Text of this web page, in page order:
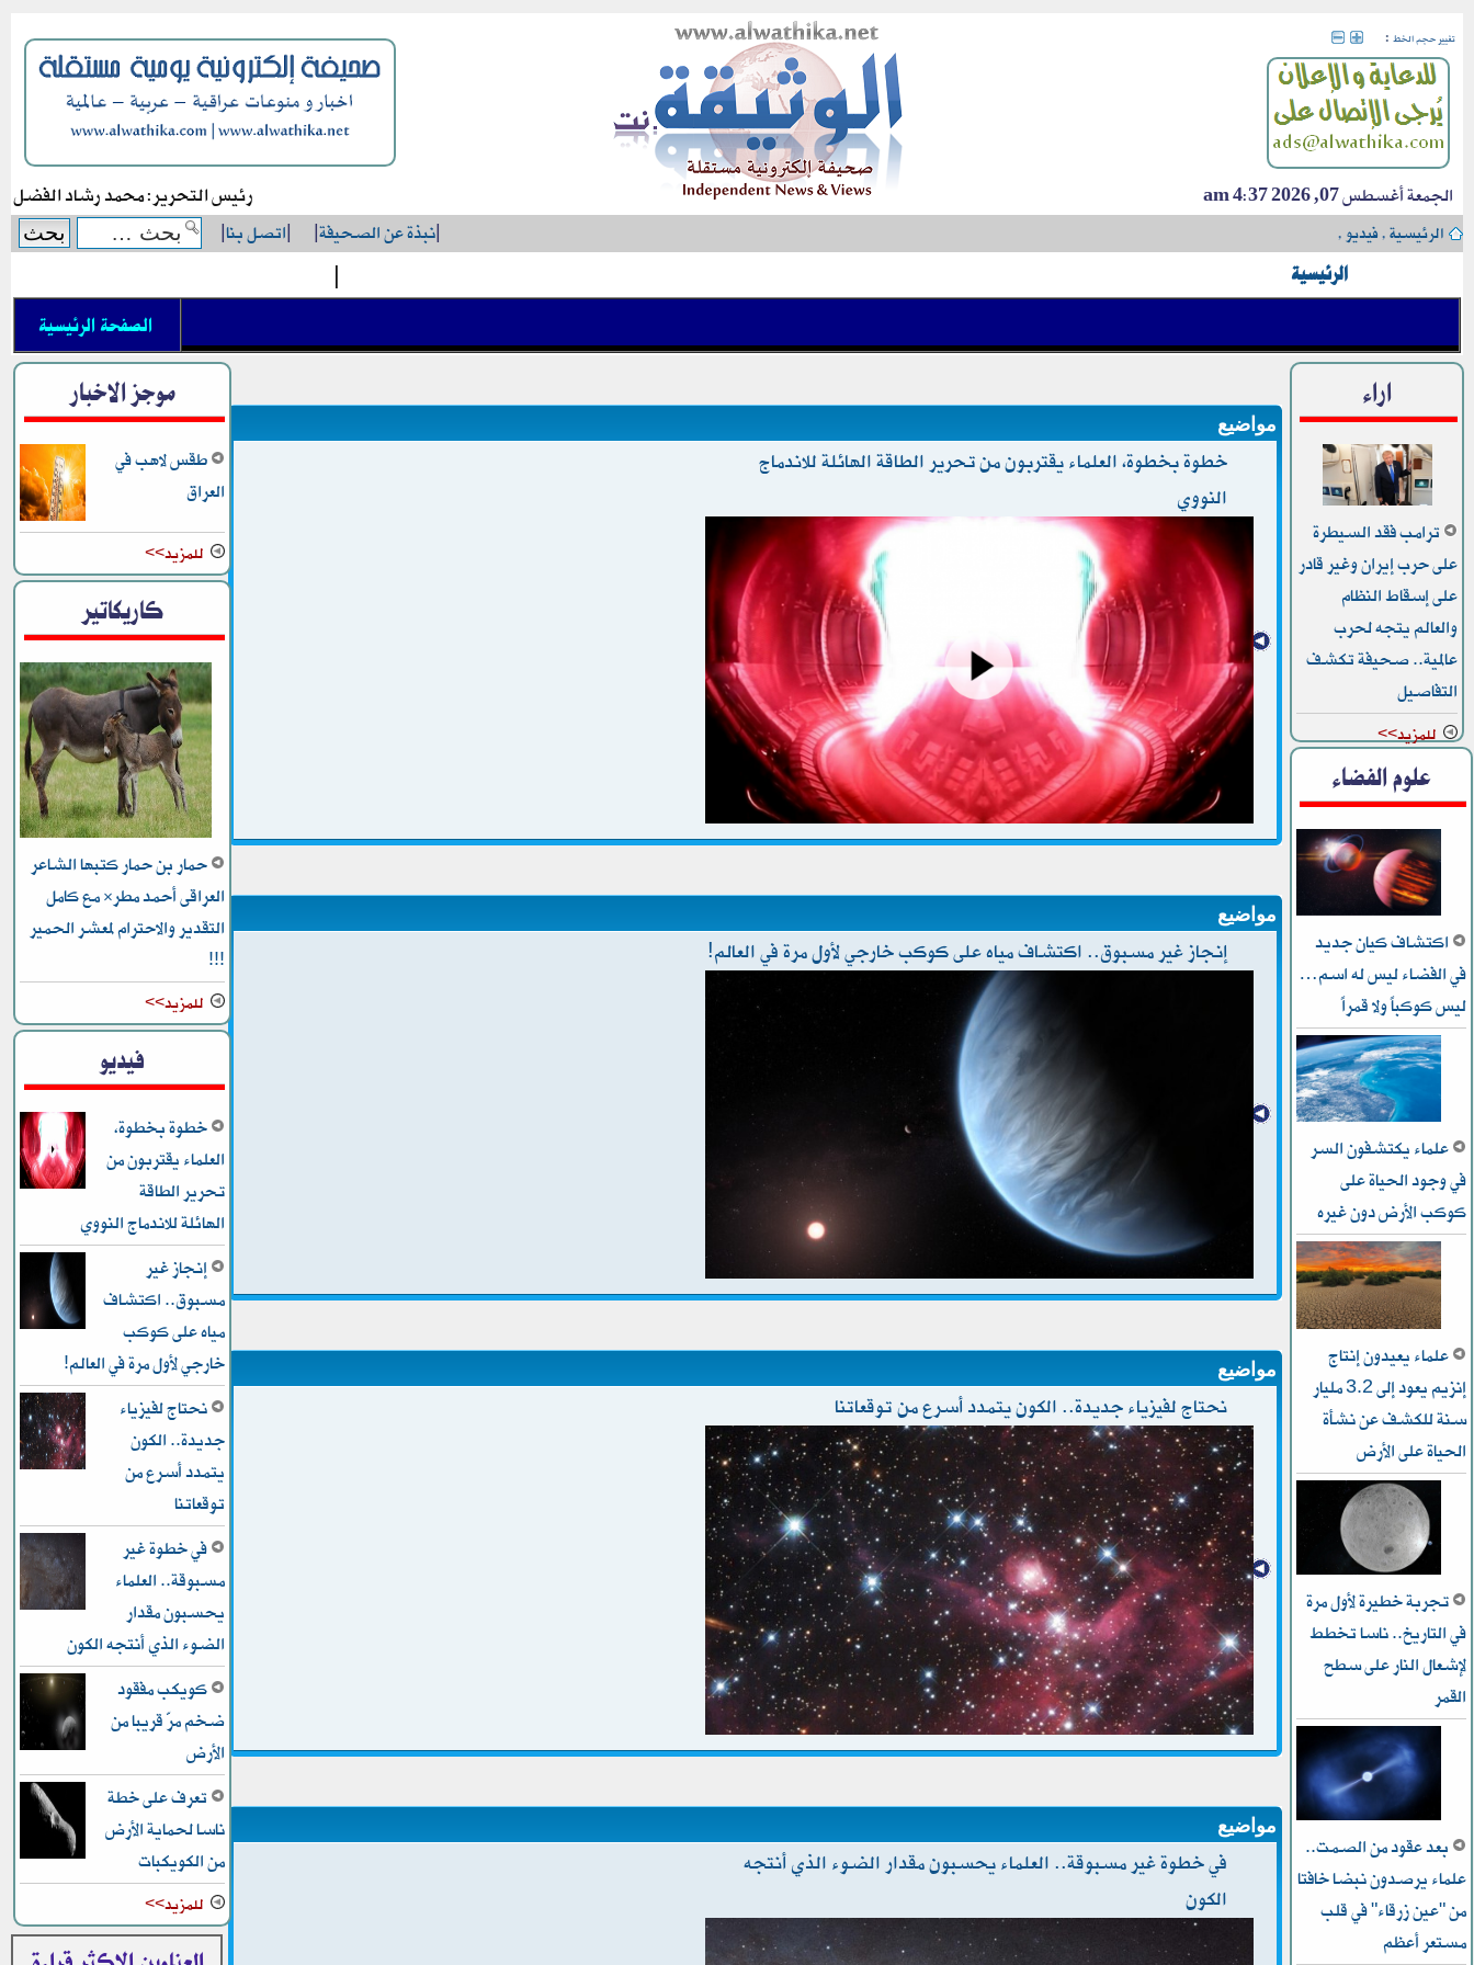
تغيير حجم الخط :
الجمعة أغسطس 07, 2026 4:37 am رئيس التحرير: محمد رشاد الفضل
الرئيسية›فيديو›
|نبذة عن الصحيفة|
|اتصل بنا|
الرئيسية |
الصفحة الرئيسية
اراء
ترامب فقد السيطرة
على حرب إيران وغير قادر
على إسقاط النظام
والعالم يتجه لحرب
عالمية.. صحيفة تكشف
التفاصيل
للمزيد>>
علوم الفضاء
اكتشاف كيان جديد
في الفضاء ليس له اسم…
ليس كوكباً ولا قمراً
علماء يكتشفون السر
في وجود الحياة على
كوكب الأرض دون غيره
علماء يعيدون إنتاج
إنزيم يعود إلى 3.2 مليار
سنة للكشف عن نشأة
الحياة على الأرض
تجربة خطيرة لأول مرة
في التاريخ.. ناسا تخطط
ﻹشعال النار على سطح
القمر
بعد عقود من الصمت..
علماء يرصدون نبضا خافتا
من "عين زرقاء" في قلب
مستعر أعظم
مواضيع
خطوة بخطوة، العلماء يقتربون من تحرير الطاقة الهائلة للاندماج
النووي
مواضيع
إنجاز غير مسبوق.. اكتشاف مياه على كوكب خارجي لأول مرة في العالم!
مواضيع
نحتاج لفيزياء جديدة.. الكون يتمدد أسرع من توقعاتنا
مواضيع
في خطوة غير مسبوقة.. العلماء يحسبون مقدار الضوء الذي أنتجه
الكون
موجز الاخبار
طقس لاهب في
العراق
للمزيد>>
كاريكاتير
حمار بن حمار كتبها الشاعر
العراقى أحمد مطر* مع كامل
التقدير والاحترام لمعشر الحمير
!!!
للمزيد>>
فيديو
خطوة بخطوة،
العلماء يقتربون من
تحرير الطاقة
الهائلة للاندماج النووي
إنجاز غير
مسبوق.. اكتشاف
مياه على كوكب
خارجي لأول مرة في العالم!
نحتاج لفيزياء
جديدة.. الكون
يتمدد أسرع من
توقعاتنا
في خطوة غير
مسبوقة.. العلماء
يحسبون مقدار
الضوء الذي أنتجه الكون
كويكب مفقود
ضخم مرّ قريبا من
الأرض
تعرف على خطة
ناسا لحماية الأرض
من الكويكبات
للمزيد>>